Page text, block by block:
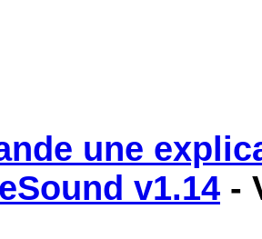
une
v1.14 -